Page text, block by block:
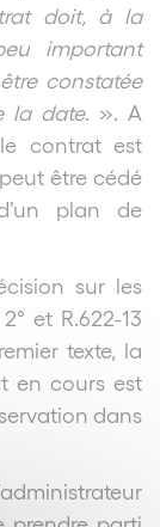
doit, à la
important
constatée
la date. ». A
contrat est
être cédé
plan de
sur les
et R.622-13
texte, la
en cours est
dans